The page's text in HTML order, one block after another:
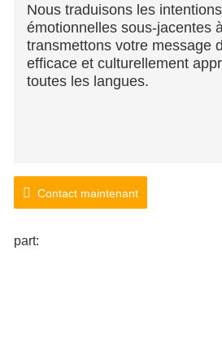
Nous traduisons les
émotionnelles sous-jacentes
transmettons votre message
efficace et culturellement
toutes les langues.
Contact maintenant
part: